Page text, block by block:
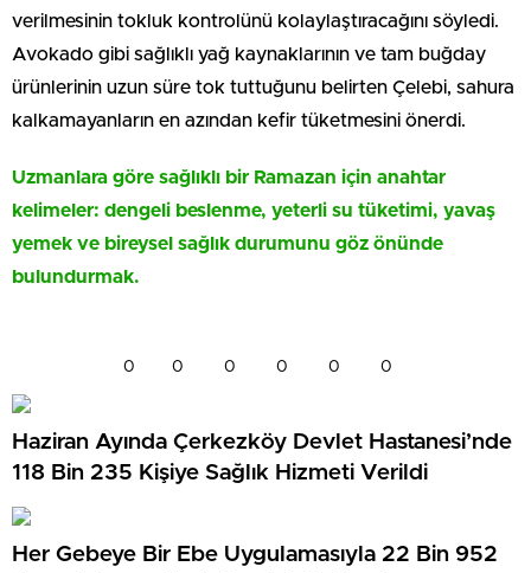
verilmesinin tokluk kontrolünü kolaylaştıracağını söyledi.
Avokado gibi sağlıklı yağ kaynaklarının ve tam buğday
ürünlerinin uzun süre tok tuttuğunu belirten Çelebi, sahura
kalkamayanların en azından kefir tüketmesini önerdi.
Uzmanlara göre sağlıklı bir Ramazan için anahtar
kelimeler: dengeli beslenme, yeterli su tüketimi, yavaş
yemek ve bireysel sağlık durumunu göz önünde
bulundurmak.
0 0 0 0 0 0
Haziran Ayında Çerkezköy Devlet Hastanesi’nde
118 Bin 235 Kişiye Sağlık Hizmeti Verildi
Her Gebeye Bir Ebe Uygulamasıyla 22 Bin 952